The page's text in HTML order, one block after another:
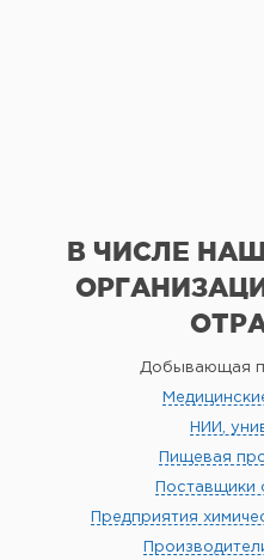
В ЧИСЛЕ
Добывающая
НИИ,
Пищевая
Поставщики
Предприятия